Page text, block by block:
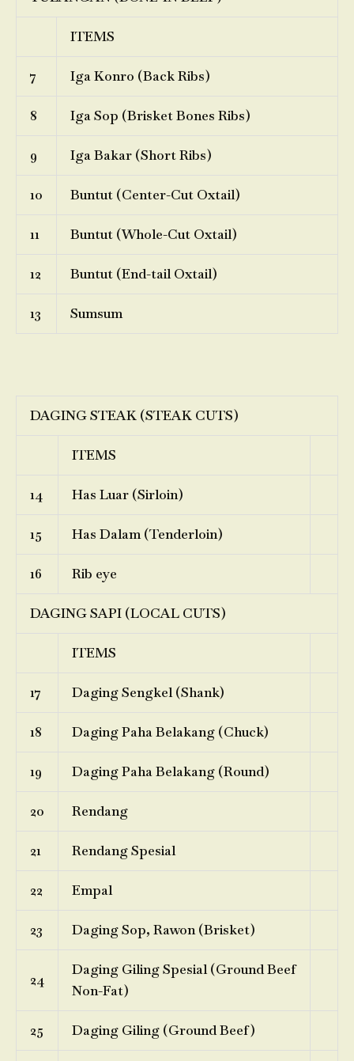
ITEMS
7 Iga Konro (Back Ribs)
8 Iga Sop (Brisket Bones Ribs)
9 Iga Bakar (Short Ribs)
10 Buntut (Center-Cut Oxtail)
11 Buntut (Whole-Cut Oxtail)
12 Buntut (End-tail Oxtail)
13 Sumsum
DAGING STEAK (STEAK CUTS)
ITEMS
14 Has Luar (Sirloin)
15 Has Dalam (Tenderloin)
16 Rib eye
DAGING SAPI (LOCAL CUTS)
ITEMS
17 Daging Sengkel (Shank)
18 Daging Paha Belakang (Chuck)
19 Daging Paha Belakang (Round)
20 Rendang
21 Rendang Spesial
22 Empal
23 Daging Sop, Rawon (Brisket)
24
Daging Giling Spesial (Ground Beef
Non-Fat)
25 Daging Giling (Ground Beef)